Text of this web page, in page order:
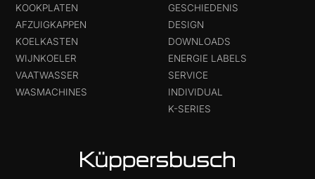
KOOKPLATEN
AFZUIGKAPPEN
KOELKASTEN
WIJNKOELER
VAATWASSER
WASMACHINES
GESCHIEDENIS
DESIGN
DOWNLOADS
ENERGIE LABELS
SERVICE
INDIVIDUAL
K-SERIES